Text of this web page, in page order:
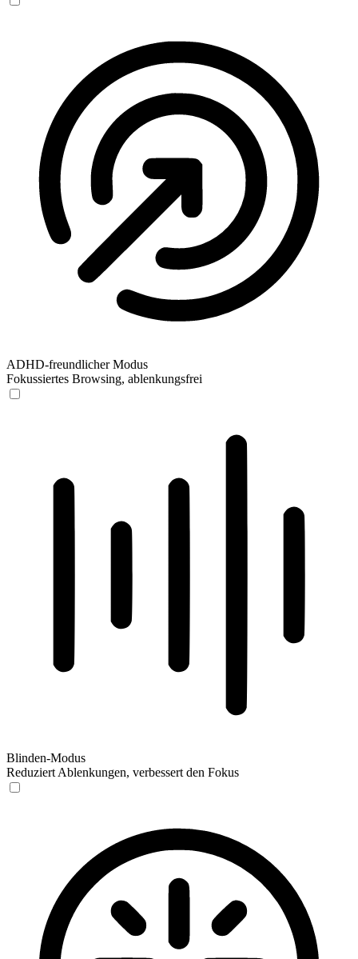
ADHD-freundlicher Modus
Fokussiertes Browsing, ablenkungsfrei
Blinden-Modus
Reduziert Ablenkungen, verbessert den Fokus